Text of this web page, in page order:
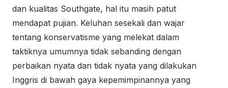
dan kualitas Southgate, hal itu masih patut
mendapat pujian. Keluhan sesekali dan wajar
tentang konservatisme yang melekat dalam
taktiknya umumnya tidak sebanding dengan
perbaikan nyata dan tidak nyata yang dilakukan
Inggris di bawah gaya kepemimpinannya yang